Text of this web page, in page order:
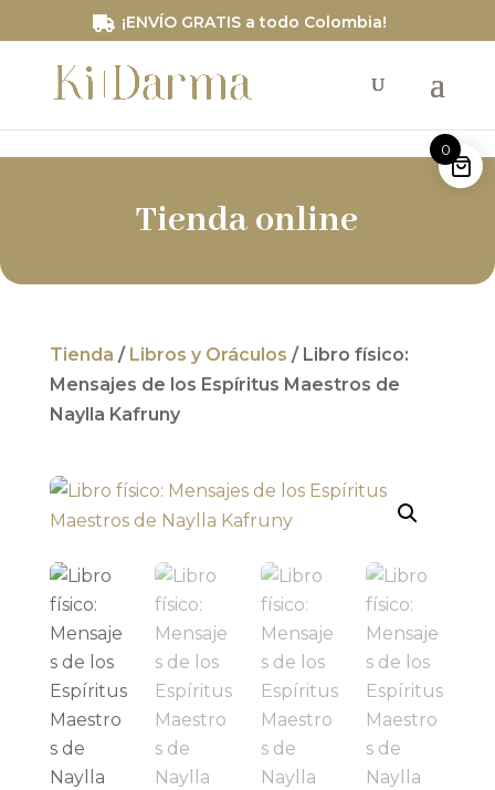
/*Código de segimiento RD STATION*/
¡ENVÍO GRATIS a todo Colombia!
Tienda online
Tienda / Libros y Oráculos / Libro físico:
Mensajes de los Espíritus Maestros de
Naylla Kafruny
0